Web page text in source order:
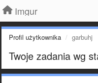
Imgur
Profil użytkownika garbuhj
Twoje zadania wg